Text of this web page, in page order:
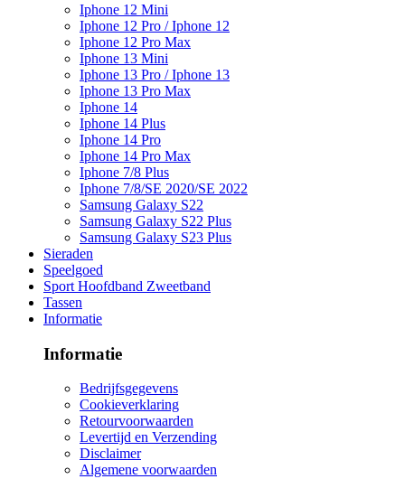
Iphone 12 Mini
Iphone 12 Pro / Iphone 12
Iphone 12 Pro Max
Iphone 13 Mini
Iphone 13 Pro / Iphone 13
Iphone 13 Pro Max
Iphone 14
Iphone 14 Plus
Iphone 14 Pro
Iphone 14 Pro Max
Iphone 7/8 Plus
Iphone 7/8/SE 2020/SE 2022
Samsung Galaxy S22
Samsung Galaxy S22 Plus
Samsung Galaxy S23 Plus
Sieraden
Speelgoed
Sport Hoofdband Zweetband
Tassen
Informatie
Informatie
Bedrijfsgegevens
Cookieverklaring
Retourvoorwaarden
Levertijd en Verzending
Disclaimer
Algemene voorwaarden